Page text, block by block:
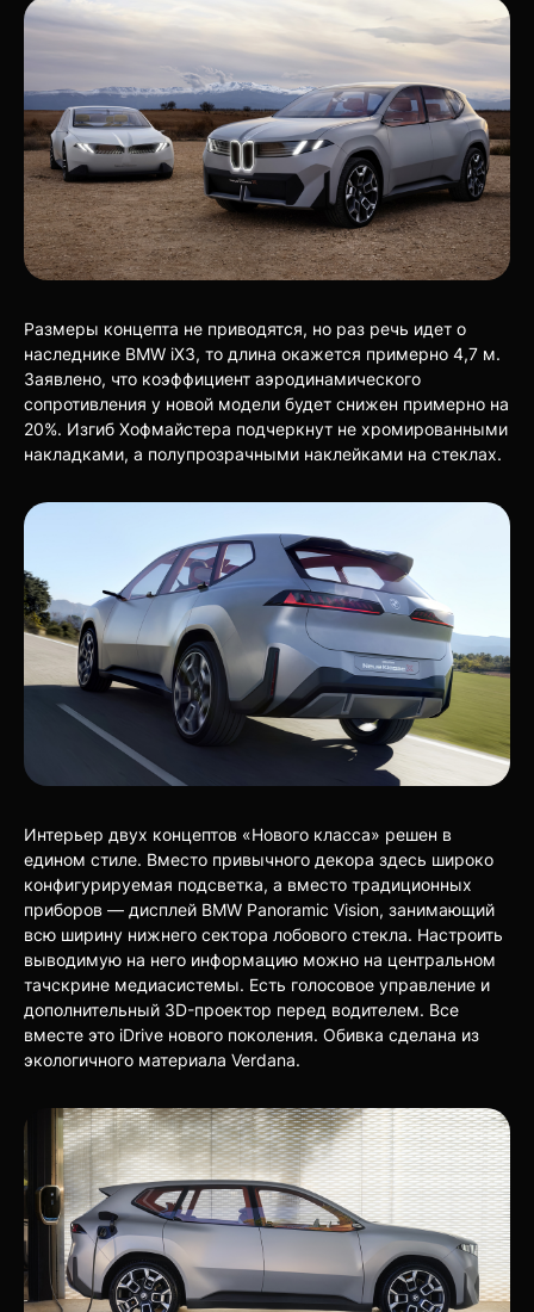
Размеры концепта не приводятся, но раз речь идет о
наследнике BMW iX3, то длина окажется примерно 4,7 м.
Заявлено, что коэффициент аэродинамического
сопротивления у новой модели будет снижен примерно на
20%. Изгиб Хофмайстера подчеркнут не хромированными
накладками, а полупрозрачными наклейками на стеклах.
Интерьер двух концептов «Нового класса» решен в
едином стиле. Вместо привычного декора здесь широко
конфигурируемая подсветка, а вместо традиционных
приборов — дисплей BMW Panoramic Vision, занимающий
всю ширину нижнего сектора лобового стекла. Настроить
выводимую на него информацию можно на центральном
тачскрине медиасистемы. Есть голосовое управление и
дополнительный 3D-проектор перед водителем. Все
вместе это iDrive нового поколения. Обивка сделана из
экологичного материала Verdana.